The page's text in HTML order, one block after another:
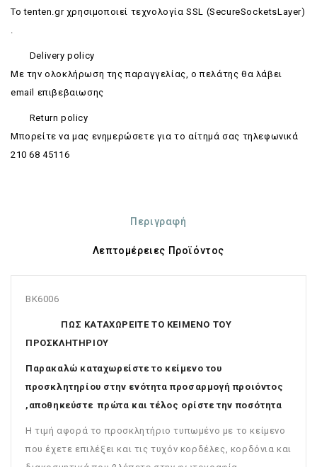
Το tenten.gr χρησιμοποιεί τεχνολογία SSL (SecureSocketsLayer)
Delivery policy
Με την ολοκλήρωση της παραγγελίας, ο πελάτης θα λάβει
email επιβεβαιωσης
Return policy
Mπορείτε να μας ενημερώσετε για το αίτημά σας τηλεφωνικά
210 68 45116
Περιγραφή
Λεπτομέρειες Προϊόντος
BK6006
ΠΩΣ ΚΑΤΑΧΩΡΕΙΤΕ ΤΟ ΚΕΙΜΕΝΟ ΤΟΥ
ΠΡΟΣΚΛΗΤΗΡΙΟΥ
Παρακαλώ καταχωρείστε το κείμενο του
προσκλητηρίου στην ενότητα προσαρμογή προιόντος
,αποθηκεύστε πρώτα και τέλος ορίστε την ποσότητα
Η τιμή αφορά το προσκλητήριο τυπωμένο με το κείμενο
που έχετε επιλέξει και τις τυχόν κορδέλες, κορδόνια και